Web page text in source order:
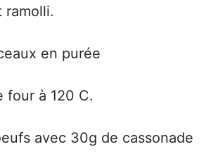
ramolli.
en purée
four à 120 C.
avec 30g de cassonade